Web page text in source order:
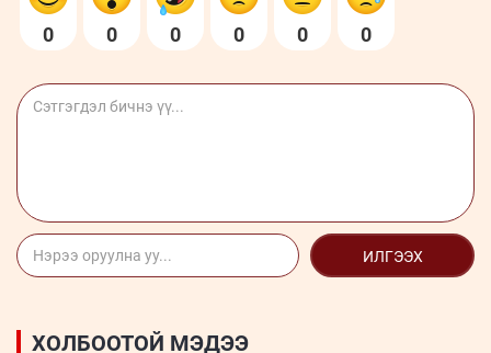
0 0 0 0 0 0
ИЛГЭЭХ
ХОЛБООТОЙ МЭДЭЭ